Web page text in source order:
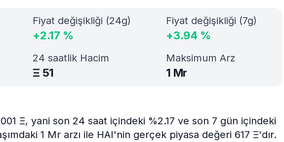
Fiyat değişikliği (24g)
+2.17 %
Fiyat değişikliği (7g)
+3.94 %
24 saatlik Hacim
Ξ 51
Maksimum Arz
1 Mr
Ξ, yani son 24 saat içindeki %2.17 ve son 7 gün içindeki
1 Mr arzı ile HAI'nin gerçek piyasa değeri 617 Ξ'dır.